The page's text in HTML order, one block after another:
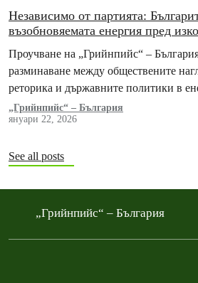
Независимо от партията:
възобновяемата енергия пред
Проучване на „Грийнпийс“ –
разминаване между обществените
реторика и държавните политики в
„Грийнпийс“ – България
януари 22, 2026
See all posts
„Грийнпийс“ – България